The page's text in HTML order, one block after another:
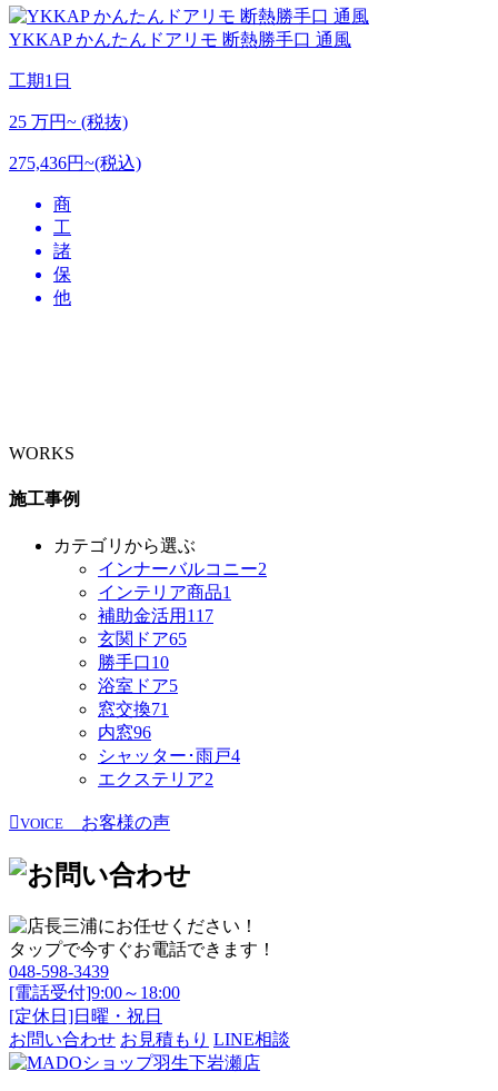
YKKAP かんたんドアリモ 断熱勝手口 通風
工期1日
25 万円~ (税抜)
275,436円~(税込)
商
工
諸
保
他
WORKS
施工事例
カテゴリから選ぶ
インナーバルコニー2
インテリア商品1
補助金活用 117
玄関ドア65
勝手口10
浴室ドア5
窓交換71
内窓96
シャッター･雨戸4
エクステリア2
VOICE お客様の声
タップで今すぐお電話できます！
048-598-3439
[電話受付]9:00～18:00
[定休日]日曜・祝日
お問い合わせ お見積もり LINE相談